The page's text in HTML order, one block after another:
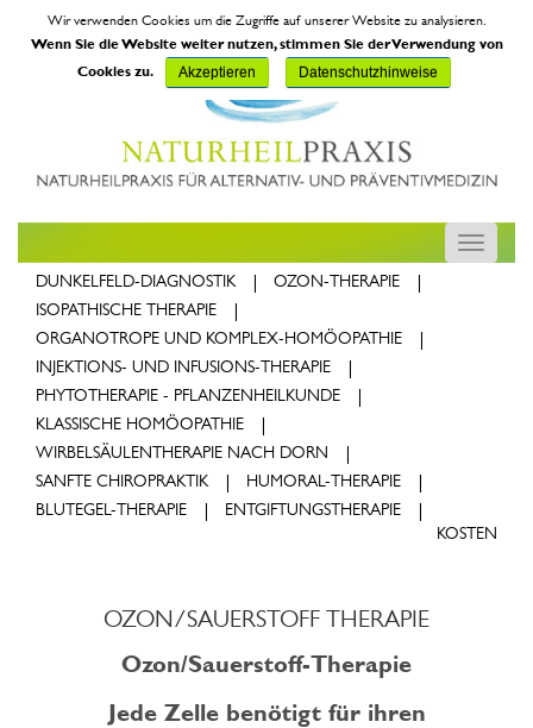
Wir verwenden Cookies um die Zugriffe auf unserer Website zu analysieren.
Wenn Sie die Website weiter nutzen, stimmen Sie der Verwendung von
Cookies zu.
Akzeptieren Datenschutzhinweise
Toggle
DUNKELFELD-DIAGNOSTIK
OZON-THERAPIE(CURRENT)
ISOPATHISCHE THERAPIE
ORGANOTROPE UND KOMPLEX-HOMÖOPATHIE
INJEKTIONS- UND INFUSIONS-THERAPIE
PHYTOTHERAPIE - PFLANZENHEILKUNDE
KLASSISCHE HOMÖOPATHIE
WIRBELSÄULENTHERAPIE NACH DORN
SANFTE CHIROPRAKTIK
HUMORAL-THERAPIE
BLUTEGEL-THERAPIE
ENTGIFTUNGSTHERAPIE
KOSTEN
OZON/SAUERSTOFF THERAPIE
Ozon/Sauerstoff-Therapie
Jede Zelle benötigt für ihren